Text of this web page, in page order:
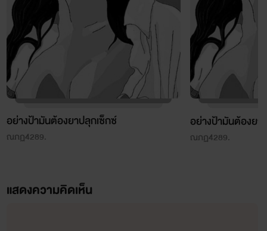
อย่างป้ามันต้องยาปลุกเซ็กซ์
ณภฏ4289.
อย่างป้ามันต้องย
ณภฏ4289.
แสดงความคิดเห็น